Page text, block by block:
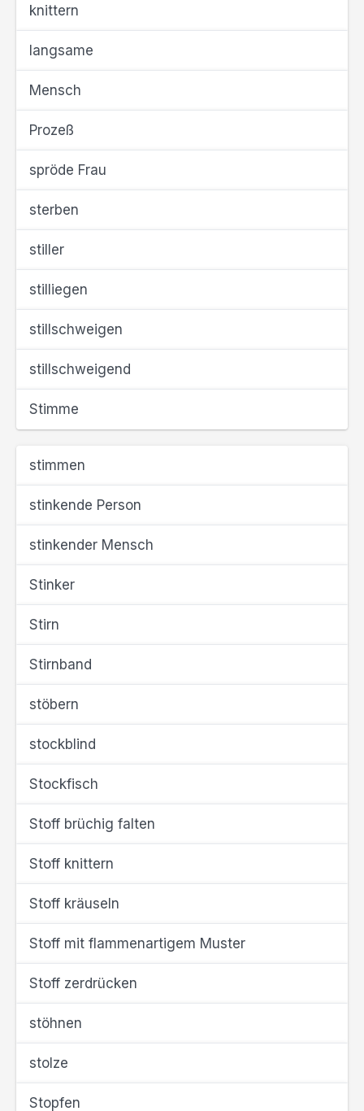
knittern
langsame
Mensch
Prozeß
spröde Frau
sterben
stiller
stilliegen
stillschweigen
stillschweigend
Stimme
stimmen
stinkende Person
stinkender Mensch
Stinker
Stirn
Stirnband
stöbern
stockblind
Stockfisch
Stoff brüchig falten
Stoff knittern
Stoff kräuseln
Stoff mit flammenartigem Muster
Stoff zerdrücken
stöhnen
stolze
Stopfen